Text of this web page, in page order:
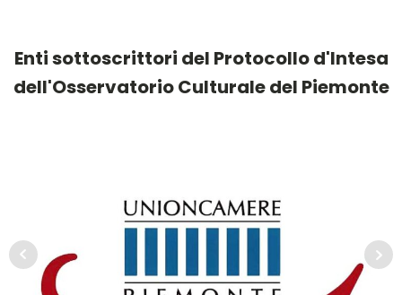
Enti sottoscrittori del Protocollo d'Intesa
dell'Osservatorio Culturale del Piemonte